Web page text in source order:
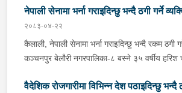
काठमाडौंको २०८२ असार १० गतेको फैसला उक्त
९० रूपैयाँ जरिवाना, ५ दिन कैद र क्षतिपूर्ति बापत २
पीडित राहत कोषमा जम्मा गराउने ठहर भई फरार रहेका
उपत्यका अपराध अनुसन्धान कार्यालय टेकुबाट खटिएको
कार्यान्वयनको लागि जिल्ला अदालत काठमाडौंमा पेश
नेपाली सेनामा भर्ना गराइदिन्छु भन्दै ठगी गर्ने
२०८३-०४-२२
कैलाली, नेपाली सेनामा भर्ना गराइदिन्छु भन्दै रकम ठगी
कञ्चनपुर बेलौरी नगरपालिका-८ बस्ने ३५ वर्षीय हरिश
लाख ४० हजार रूपैयाँ असुली गरी ठगी गरेको भन्ने
वैदेशिक रोजगारीमा विभिन्न देश पठाइदिन्छु भन्दै